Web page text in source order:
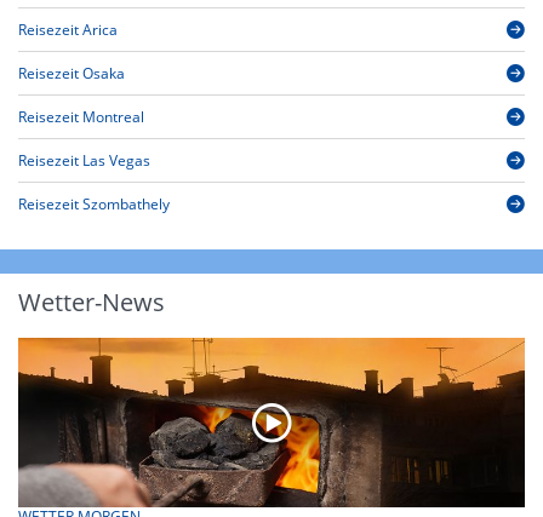
Reisezeit Arica
Reisezeit Osaka
Reisezeit Montreal
Reisezeit Las Vegas
Reisezeit Szombathely
Wetter-News